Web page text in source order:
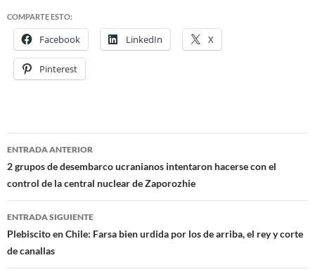
COMPARTE ESTO:
Facebook LinkedIn X
Pinterest
Navegación
de
entradas
ENTRADA ANTERIOR
2 grupos de desembarco ucranianos intentaron hacerse con el
control de la central nuclear de Zaporozhie
ENTRADA SIGUIENTE
Plebiscito en Chile: Farsa bien urdida por los de arriba, el rey y corte
de canallas